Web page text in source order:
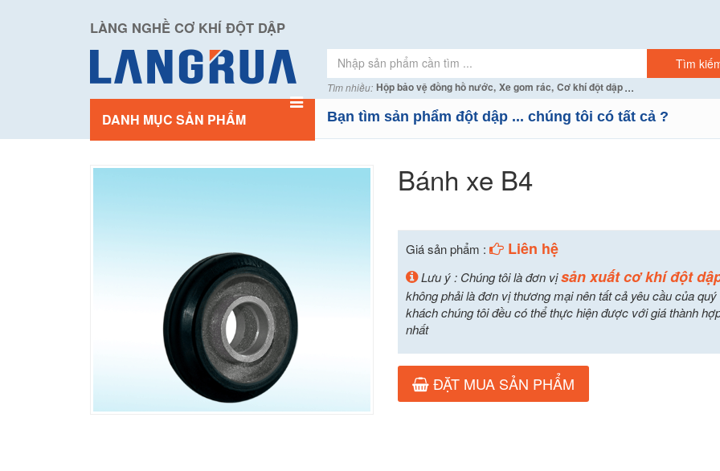
LÀNG NGHỀ CƠ KHÍ ĐỘT DẬP
Tìm nhiều: Hộp bảo vệ đồng hồ nước, Xe gom rác, Cơ khí đột dập...
DANH MỤC SẢN PHẨM Bạn tìm sản phẩm đột dập ... chúng tôi có tất cả ?
Bánh xe B4
Giá sản phẩm : Liên hệ
Lưu ý : Chúng tôi là đơn vịsản xuất cơ khí đột
không phải là đơn vị thương mại nên tất cả yêu cầu của quý
khách chúng tôi đều có thể thực hiện được với giá thành
nhất
ĐẶT MUA SẢN PHẨM